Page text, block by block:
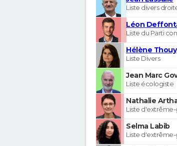
Liste divers
Léon
Liste du Parti
Hélène Thouy
Liste Divers
Jean Marc
Liste écologiste
Nathalie
Liste
Selma Labib
Liste